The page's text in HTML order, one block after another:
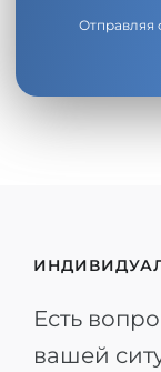
Отправляя
Есть
вашей